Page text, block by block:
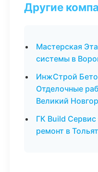
Другие
Мастерская
системы в
ИнжСтрой
Отделочные
Великий
ГК Build
ремонт в